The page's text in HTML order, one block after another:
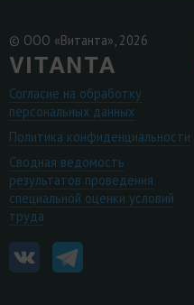
© ООО «Витанта», 2026
Согласие на обработку
персональных данных
Политика конфиденциальности
Сводная ведомость
результатов проведения
специальной оценки условий
труда